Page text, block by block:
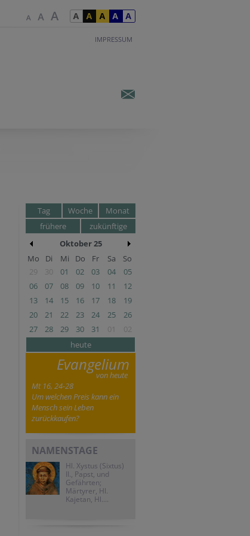
IMPRESSUM
Tag Woche
Monat
frühere
zukünftige
Oktober 25
Mo
Di Mi Do Fr Sa
So
29
30 01 02 03 04
05
06
07 08 09 10 11
12
13
14 15 16 17 18
19
20
21 22 23 24 25
26
27
28 29 30 31 01
02
heute
Evangelium
von heute
Mt 16, 24-28
Um welchen Preis kann ein
Mensch sein Leben
zurückkaufen?
NAMENSTAGE
Hl. Xystus (Sixtus)
II., Papst, und
Gefährten;
Märtyrer, Hl.
Kajetan, Hl....